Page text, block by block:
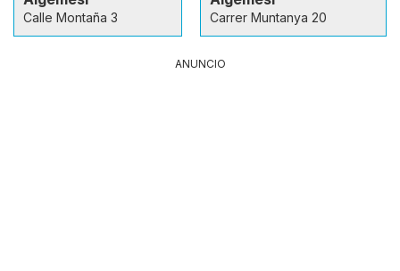
Calle Montaña 3 Carrer Muntanya 20
ANUNCIO